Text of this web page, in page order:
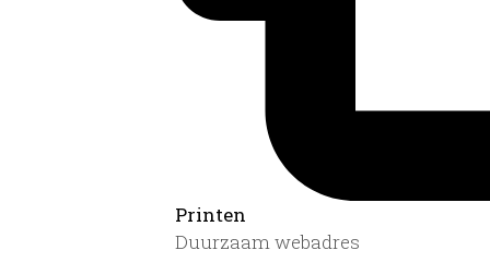
Printen
Duurzaam webadres